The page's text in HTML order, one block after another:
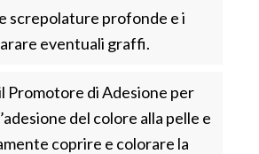
screpolature profonde e i
eventuali graffi.
Promotore di Adesione per
del colore alla pelle e
coprire e colorare la